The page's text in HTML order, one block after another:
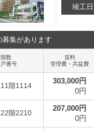
竣工日
募集があります
階数
番号
賃料
管理費・共益費
11階1114
303,000円
0円
22階2210
207,000円
0円